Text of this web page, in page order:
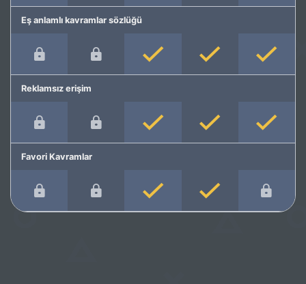
Eş anlamlı kavramlar sözlüğü
Reklamsız erişim
Favori Kavramlar